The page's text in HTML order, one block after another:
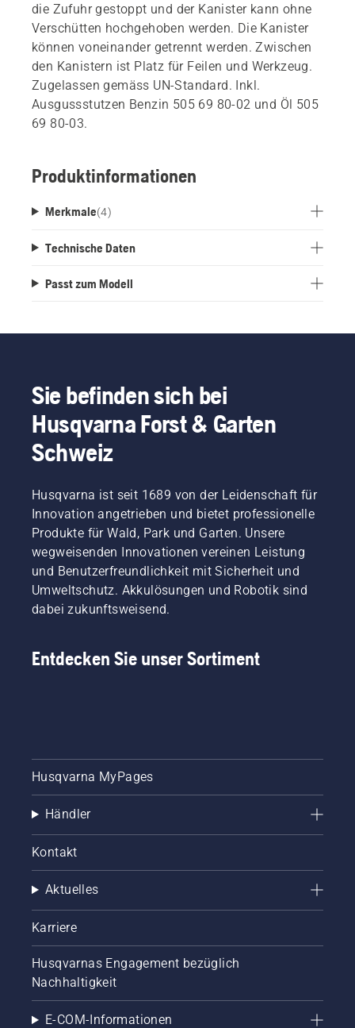
die Zufuhr gestoppt und der Kanister kann ohne
Verschütten hochgehoben werden. Die Kanister
können voneinander getrennt werden. Zwischen
den Kanistern ist Platz für Feilen und Werkzeug.
Zugelassen gemäss UN-Standard. Inkl.
Ausgussstutzen Benzin 505 69 80-02 und Öl 505
69 80-03.
Produktinformationen
Merkmale(4)
Technische Daten
Passt zum Modell
Sie befinden sich bei
Husqvarna Forst & Garten
Schweiz
Husqvarna ist seit 1689 von der Leidenschaft für
Innovation angetrieben und bietet professionelle
Produkte für Wald, Park und Garten. Unsere
wegweisenden Innovationen vereinen Leistung
und Benutzerfreundlichkeit mit Sicherheit und
Umweltschutz. Akkulösungen und Robotik sind
dabei zukunftsweisend.
Entdecken Sie unser Sortiment
Husqvarna MyPages
Händler
Kontakt
Aktuelles
Karriere
Husqvarnas Engagement bezüglich
Nachhaltigkeit
E-COM-Informationen